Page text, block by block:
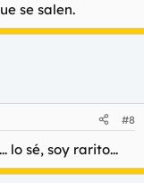
se salen.
#8
lo sé, soy rarito...